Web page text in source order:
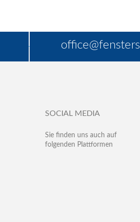
SOCIAL MEDIA
Sie finden uns auch auf
folgenden Plattformen